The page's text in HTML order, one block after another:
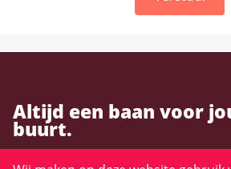
Altijd een baan voor
buurt.